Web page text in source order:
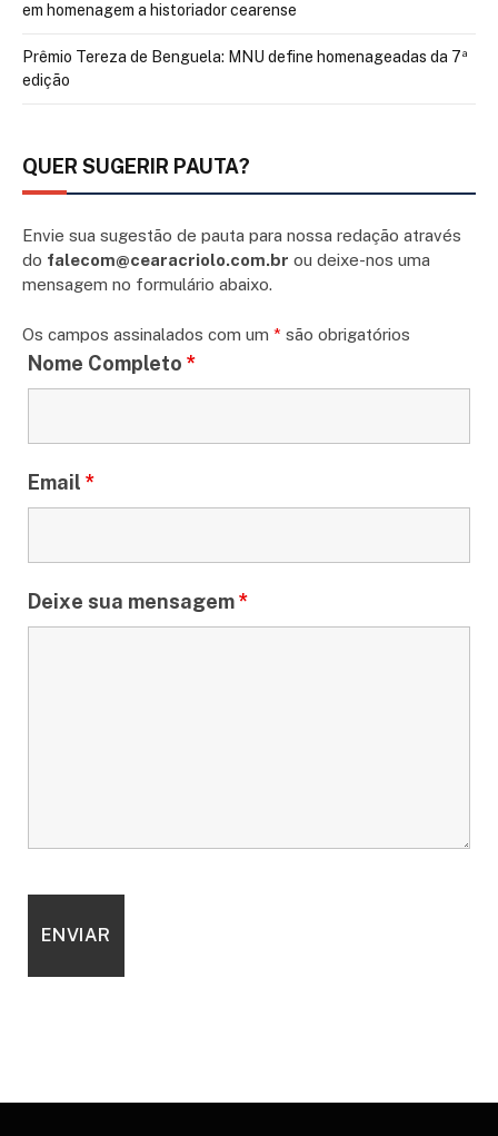
em homenagem a historiador cearense
Prêmio Tereza de Benguela: MNU define homenageadas da 7ª
edição
QUER SUGERIR PAUTA?
Envie sua sugestão de pauta para nossa redação através
do falecom@cearacriolo.com.br ou deixe-nos uma
mensagem no formulário abaixo.
Os campos assinalados com um * são obrigatórios
Nome Completo *
Email *
Deixe sua mensagem*